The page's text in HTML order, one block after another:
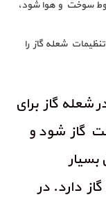
سوخت و هوا شود،
شعله گاز را
گاز برای
گاز شود و
دارد. در